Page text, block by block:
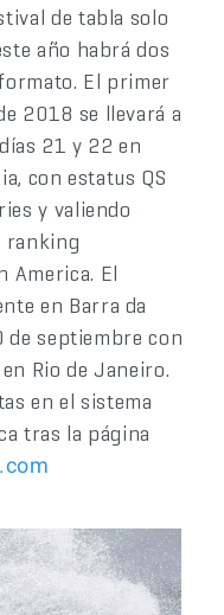
de tabla solo
año habrá dos
El primer
2018 se llevará a
21 y 22 en
con estatus QS
y valiendo
ranking
America. El
en Barra da
de septiembre con
Rio de Janeiro.
en el sistema
tras la página